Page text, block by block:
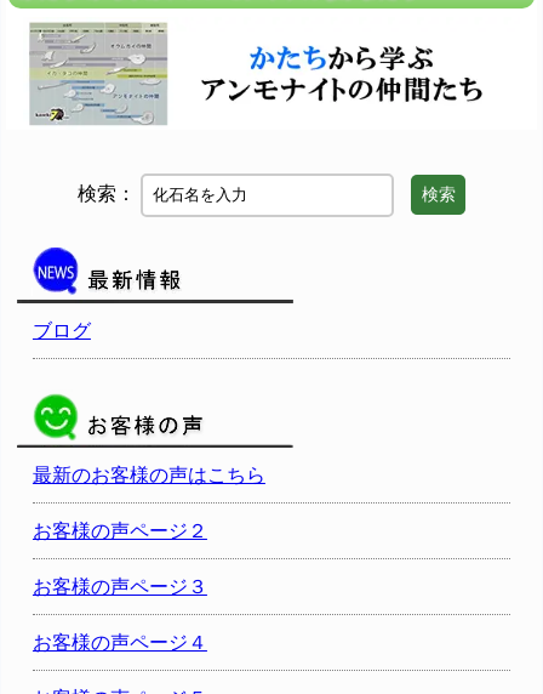
検索： 検索
ブログ
最新のお客様の声はこちら
お客様の声ページ２
お客様の声ページ３
お客様の声ページ４